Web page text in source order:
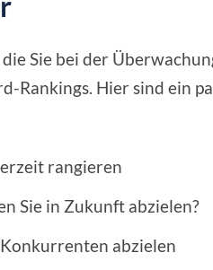
Sie bei der
Rankings. Hier sind ein
rangieren
Sie in Zukunft abzielen?
abzielen